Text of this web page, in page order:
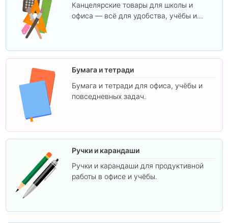
Канцелярские товары для школы и
офиса — всё для удобства, учёбы и
Бумага и тетради
Бумага и тетради для офиса, учёбы и
повседневных задач.
Ручки и карандаши
Ручки и карандаши для продуктивной
работы в офисе и учёбы.